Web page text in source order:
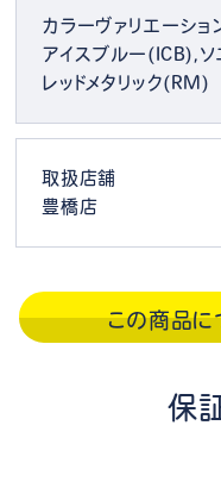
カラーヴァリエーショ
アイスブルー(ICB),ソ
レッドメタリック(RM)
取扱店舗
豊橋店
この商品に
保